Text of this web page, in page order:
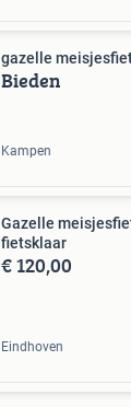
gazelle
Bieden
Kampen
Gazelle
fietsklaar
€ 120,00
Eindhoven